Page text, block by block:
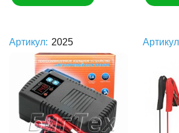
Артикул: 2025